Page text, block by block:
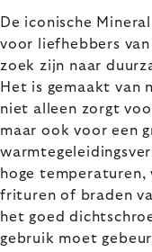
De iconische
voor liefhebbers
zoek zijn naar
Het is gemaakt
niet alleen zorgt
maar ook voor een
hoge
frituren of braden
het goed
gebruik moet